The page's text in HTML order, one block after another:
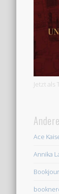
Jetzt als
Ace
Annika